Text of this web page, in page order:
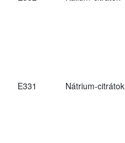
E331 Nátrium-citrátok